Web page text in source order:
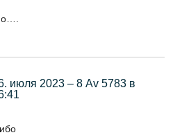
июля 2023 – 8 Av 5783 в